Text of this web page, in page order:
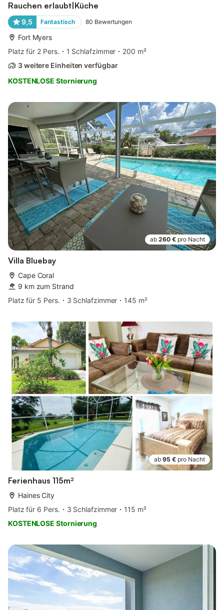
Rauchen erlaubt|Küche
9,5 Fantastisch 80 Bewertungen
Fort Myers
Platz für 2 Pers.
1 Schlafzimmer
200 m²
3 weitere Einheiten verfügbar
KOSTENLOSE Stornierung
ab 260 € pro Nacht
Villa Bluebay
Cape Coral
9 km zum Strand
Platz für 5 Pers.
3 Schlafzimmer 145 m²
ab 95 € pro Nacht
Ferienhaus 115m²
Haines City
Platz für 6 Pers.
3 Schlafzimmer
115 m²
KOSTENLOSE Stornierung